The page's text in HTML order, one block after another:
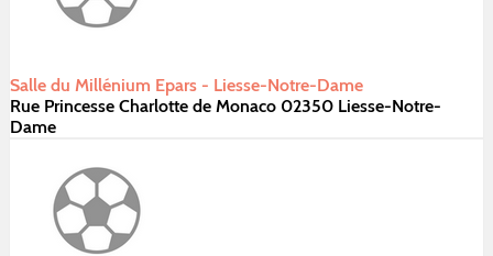
Salle du Millénium Epars - Liesse-Notre-Dame
Rue Princesse Charlotte de Monaco 02350 Liesse-Notre-
Dame